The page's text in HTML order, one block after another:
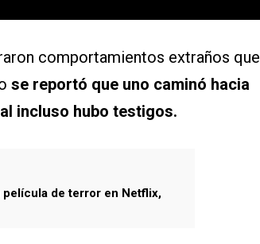
comportamientos extraños que
se reportó que uno caminó hacia
incluso hubo testigos.
película de terror en Netflix,